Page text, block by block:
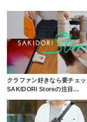
クラファン好きなら要チェッ
SAKIDORI Storeの注目…